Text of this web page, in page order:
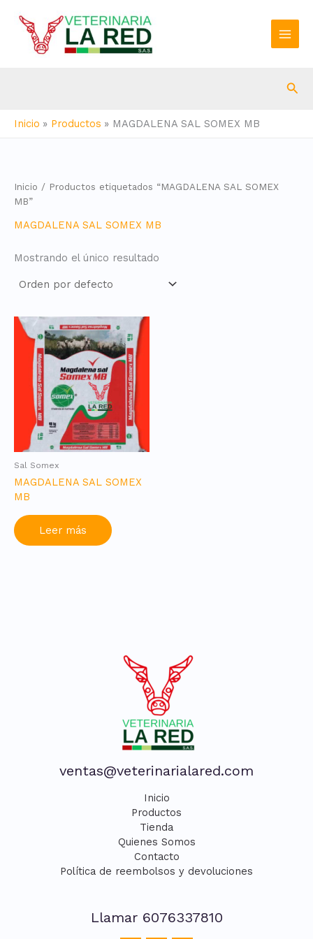
contenido
Inicio Productos MAGDALENA SAL SOMEX MB
Inicio / Productos etiquetados “MAGDALENA SAL SOMEX
MB”
MAGDALENA SAL SOMEX MB
Mostrando el único resultado
Sal Somex
MAGDALENA SAL SOMEX
MB
Leer más
ventas@veterinarialared.com
Inicio
Productos
Tienda
Quienes Somos
Contacto
Política de reembolsos y devoluciones
Llamar 6076337810